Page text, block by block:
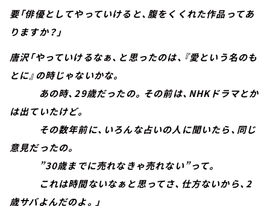
要「俳優としてやっていけると、腹をくくれた作品ってあ
りますか？」
唐沢「やっていけるなぁ、と思ったのは、『愛という名のも
とに』の時じゃないかな。
あの時、29歳だったの。その前は、NHKドラマとか
は出ていたけど。
その数年前に、いろんな占いの人に聞いたら、同じ
意見だったの。
”30歳までに売れなきゃ売れない”って。
これは時間ないなぁと思ってさ、仕方ないから、2
歳サバよんだのよ。」